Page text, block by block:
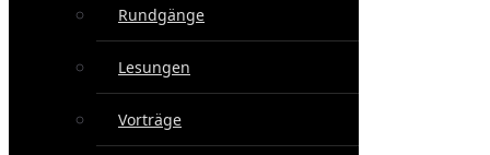
Rundgänge
Lesungen
Vorträge